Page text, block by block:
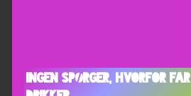
Ingen spørger, hvorfor far